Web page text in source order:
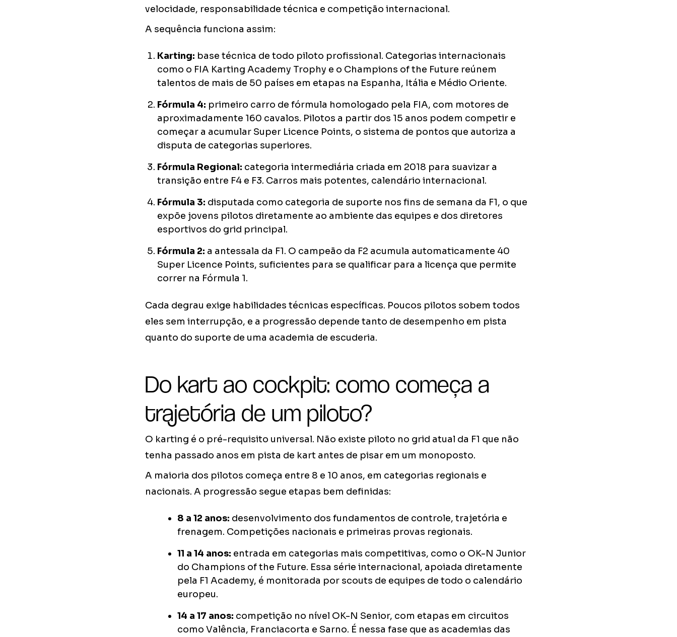
velocidade, responsabilidade técnica e competição internacional.
A sequência funciona assim:
Karting: base técnica de todo piloto profissional. Categorias internacionais
como o FIA Karting Academy Trophy e o Champions of the Future reúnem
talentos de mais de 50 países em etapas na Espanha, Itália e Médio Oriente.
Fórmula 4: primeiro carro de fórmula homologado pela FIA, com motores de
aproximadamente 160 cavalos. Pilotos a partir dos 15 anos podem competir e
começar a acumular Super Licence Points, o sistema de pontos que autoriza a
disputa de categorias superiores.
Fórmula Regional: categoria intermediária criada em 2018 para suavizar a
transição entre F4 e F3. Carros mais potentes, calendário internacional.
Fórmula 3: disputada como categoria de suporte nos fins de semana da F1, o que
expõe jovens pilotos diretamente ao ambiente das equipes e dos diretores
esportivos do grid principal.
Fórmula 2: a antessala da F1. O campeão da F2 acumula automaticamente 40
Super Licence Points, suficientes para se qualificar para a licença que permite
correr na Fórmula 1.
Cada degrau exige habilidades técnicas específicas. Poucos pilotos sobem todos
eles sem interrupção, e a progressão depende tanto de desempenho em pista
quanto do suporte de uma academia de escuderia.
Do kart ao cockpit: como começa a
trajetória de um piloto?
O karting é o pré-requisito universal. Não existe piloto no grid atual da F1 que não
tenha passado anos em pista de kart antes de pisar em um monoposto.
A maioria dos pilotos começa entre 8 e 10 anos, em categorias regionais e
nacionais. A progressão segue etapas bem definidas:
8 a 12 anos: desenvolvimento dos fundamentos de controle, trajetória e
frenagem. Competições nacionais e primeiras provas regionais.
11 a 14 anos: entrada em categorias mais competitivas, como o OK-N Junior
do Champions of the Future. Essa série internacional, apoiada diretamente
pela F1 Academy, é monitorada por scouts de equipes de todo o calendário
europeu.
14 a 17 anos: competição no nível OK-N Senior, com etapas em circuitos
como Valência, Franciacorta e Sarno. É nessa fase que as academias das